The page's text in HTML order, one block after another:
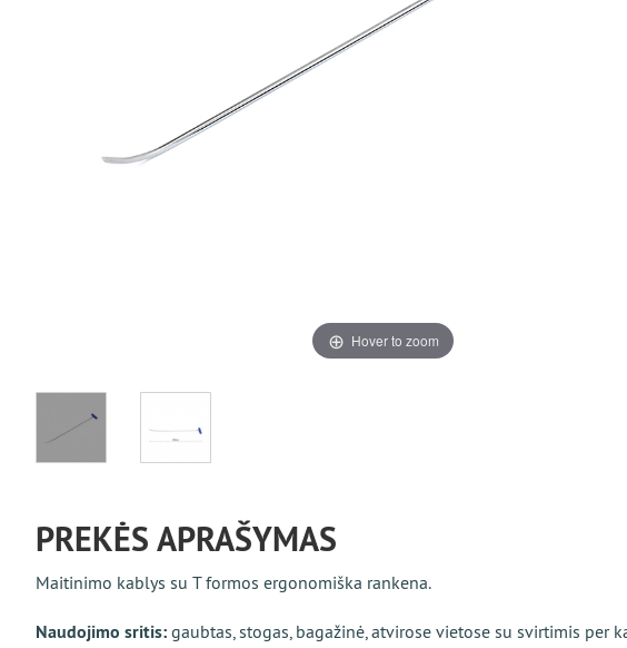
Hover to zoom
PREKĖS APRAŠYMAS
Maitinimo kablys su T formos ergonomiška rankena.
Naudojimo sritis: gaubtas, stogas, bagažinė, atvirose vietose su svirtimis